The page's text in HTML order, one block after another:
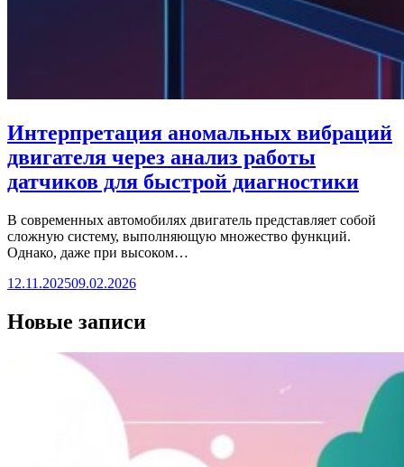
Интерпретация аномальных вибраций
двигателя через анализ работы
датчиков для быстрой диагностики
В современных автомобилях двигатель представляет собой
сложную систему, выполняющую множество функций.
Однако, даже при высоком…
12.11.202509.02.2026
Новые записи